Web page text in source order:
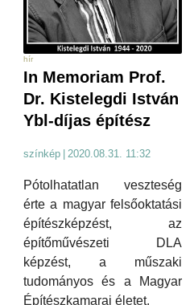
hír
In Memoriam Prof.
Dr. Kistelegdi István
Ybl-díjas építész
színkép 2020.08.31. 11:32
Pótolhatatlan veszteség
érte a magyar felsőoktatási
építészképzést, az
építőművészeti DLA
képzést, a műszaki
tudományos és a Magyar
Építészkamarai életet.